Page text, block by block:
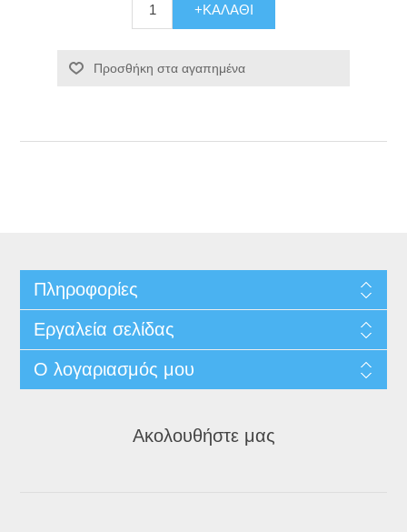
+ΚΑΛΆΘΙ
Προσθήκη στα αγαπημένα
Πληροφορίες
Εργαλεία σελίδας
Ο λογαριασμός μου
Ακολουθήστε μας